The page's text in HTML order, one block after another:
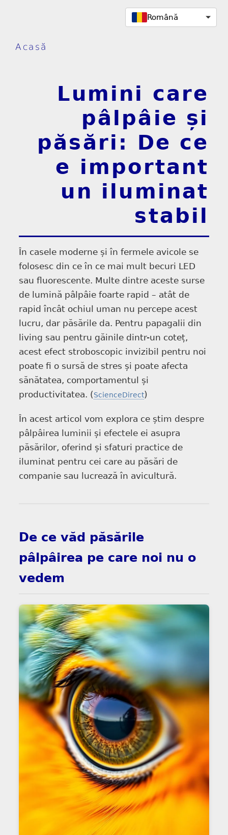
Română
Acasă
Lumini care
pâlpâie și
păsări: De ce
e important
un iluminat
stabil
În casele moderne și în fermele avicole se
folosesc din ce în ce mai mult becuri LED
sau fluorescente. Multe dintre aceste surse
de lumină pâlpâie foarte rapid – atât de
rapid încât ochiul uman nu percepe acest
lucru, dar păsările da. Pentru papagalii din
living sau pentru găinile dintr-un coteț,
acest efect stroboscopic invizibil pentru noi
poate fi o sursă de stres și poate afecta
sănătatea, comportamentul și
productivitatea. (ScienceDirect)
În acest articol vom explora ce știm despre
pâlpâirea luminii și efectele ei asupra
păsărilor, oferind și sfaturi practice de
iluminat pentru cei care au păsări de
companie sau lucrează în avicultură.
De ce văd păsările
pâlpâirea pe care noi nu o
vedem